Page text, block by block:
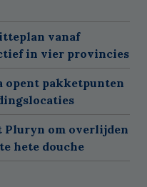
vanaf
in vier provincies
opent pakketpunten
Pluryn om overlijden
hete douche